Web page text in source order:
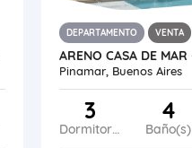
DEPARTAMENTO VENTA
Pinamar, Buenos Aires
3
Dormitorios
4
Baño(s)